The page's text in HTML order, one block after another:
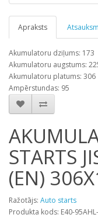
Apraksts
Akumulatoru dziļums: 173
Akumulatoru augstums:
Akumulatoru platums: 306
Ampērstundas: 95
STARTS
(EN)
Ražotājs: Auto starts
Produkta kods: E40-